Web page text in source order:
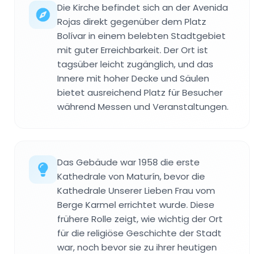
Die Kirche befindet sich an der Avenida
Rojas direkt gegenüber dem Platz
Bolívar in einem belebten Stadtgebiet
mit guter Erreichbarkeit. Der Ort ist
tagsüber leicht zugänglich, und das
Innere mit hoher Decke und Säulen
bietet ausreichend Platz für Besucher
während Messen und Veranstaltungen.
Das Gebäude war 1958 die erste
Kathedrale von Maturín, bevor die
Kathedrale Unserer Lieben Frau vom
Berge Karmel errichtet wurde. Diese
frühere Rolle zeigt, wie wichtig der Ort
für die religiöse Geschichte der Stadt
war, noch bevor sie zu ihrer heutigen